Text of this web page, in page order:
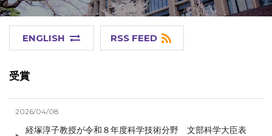
ENGLISH RSS FEED
受賞
2026/04/08
経塚淳子教授が令和８年度科学技術分野 文部科学大臣表